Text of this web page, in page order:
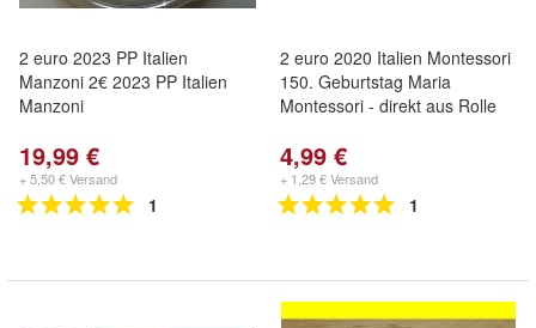
2 euro 2023 PP Italien
Manzoni 2€ 2023 PP Italien
Manzoni
19,99 €
+ 5,50 € Versand
1
2 euro 2020 Italien Montessori
150. Geburtstag Maria
Montessori - direkt aus Rolle
4,99 €
+ 1,29 € Versand
1